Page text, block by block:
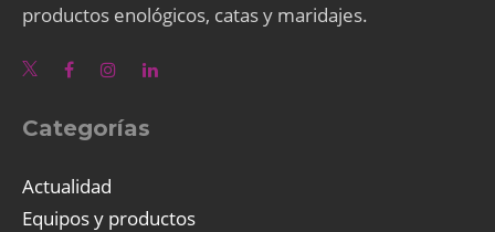
productos enológicos, catas y maridajes.
Categorías
Actualidad
Equipos y productos